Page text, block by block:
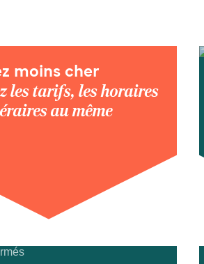
moins cher
les tarifs, les horaires
au même